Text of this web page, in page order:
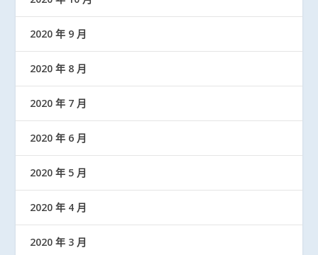
2020 年 9 月
2020 年 8 月
2020 年 7 月
2020 年 6 月
2020 年 5 月
2020 年 4 月
2020 年 3 月